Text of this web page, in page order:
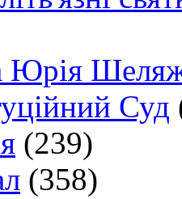
Юрія
Суд
(239)
(358)